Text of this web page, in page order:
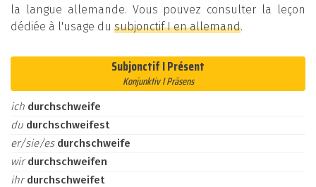
la langue allemande. Vous pouvez consulter la leçon
dédiée à l'usage du subjonctif I en allemand.
Subjonctif I Présent
Konjunktiv I Präsens
ich durchschweife
du durchschweifest
er/sie/es durchschweife
wirdurchschweifen
ihrdurchschweifet